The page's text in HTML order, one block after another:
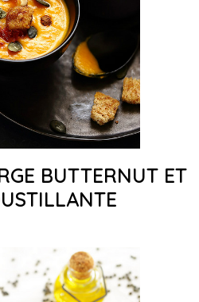
BUTTERNUT ET